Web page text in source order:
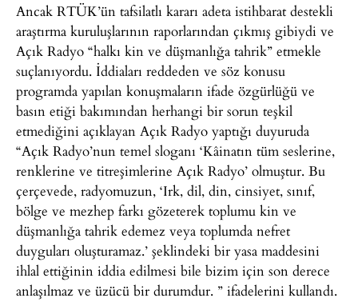
Ancak RTÜK’ün tafsilatlı kararı adeta istihbarat destekli
araştırma kuruluşlarının raporlarından çıkmış gibiydi ve
Açık Radyo “halkı kin ve düşmanlığa tahrik” etmekle
suçlanıyordu. İddiaları reddeden ve söz konusu
programda yapılan konuşmaların ifade özgürlüğü ve
basın etiği bakımından herhangi bir sorun teşkil
etmediğini açıklayan Açık Radyo yaptığı duyuruda
“Açık Radyo’nun temel sloganı ‘Kâinatın tüm seslerine,
renklerine ve titreşimlerine Açık Radyo’ olmuştur. Bu
çerçevede, radyomuzun, ‘Irk, dil, din, cinsiyet, sınıf,
bölge ve mezhep farkı gözeterek toplumu kin ve
düşmanlığa tahrik edemez veya toplumda nefret
duyguları oluşturamaz.’ şeklindeki bir yasa maddesini
ihlal ettiğinin iddia edilmesi bile bizim için son derece
anlaşılmaz ve üzücü bir durumdur. ” ifadelerini kullandı.